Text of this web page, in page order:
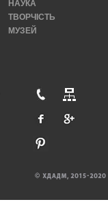
НАУКА
ТВОРЧІСТЬ
МУЗЕЙ